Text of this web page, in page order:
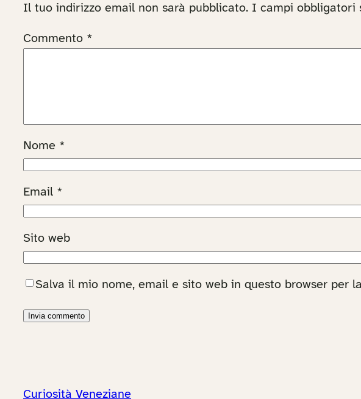
Il tuo indirizzo email non sarà pubblicato. I campi obbligatori
Commento *
Nome *
Email *
Sito web
Salva il mio nome, email e sito web in questo browser per
Curiosità Veneziane